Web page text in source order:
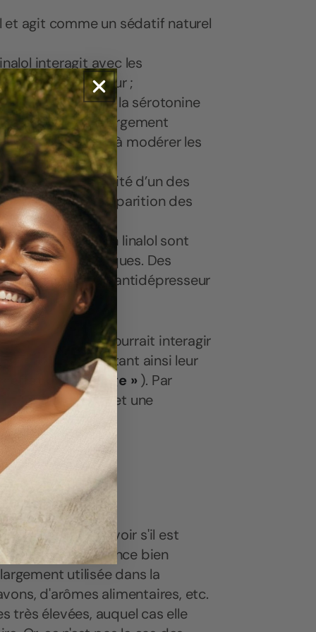
et agit comme un sédatif naturel
interagit avec les
de la douleur ;
récepteurs de la sérotonine
de lavande est largement
également à modérer les
d’inhiber l’activité d’un des
et de l’apparition des
plantes riches en linalol sont
et d'anxiolytiques. Des
agit comme antidépresseur
que le linalol pourrait interagir
augmentant ainsi leur
« effet d'entourage » ). Par
entre le linalol et une
?
linalol
est de savoir s'il est
: c'est une substance bien
utilisée dans la
d'arômes alimentaires, etc.
très élevées, auquel cas elle